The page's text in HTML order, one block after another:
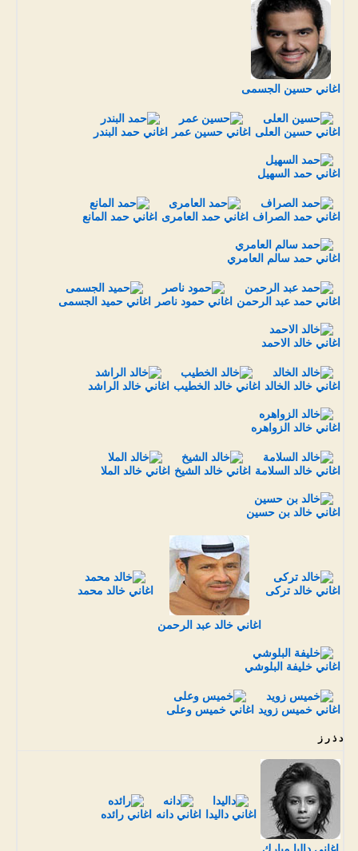
اغاني حسين الجسمى
اغاني حسين العلى اغاني حسين عمر اغاني حمد البندر
اغاني حمد السهيل
اغاني حمد الصراف اغاني حمد العامرى اغاني حمد المانع
اغاني حمد سالم العامري
اغاني حمد عبد الرحمن اغاني حمود ناصر اغاني حميد الجسمى
اغاني خالد الاحمد
اغاني خالد الخالد اغاني خالد الخطيب اغاني خالد الراشد
اغاني خالد الزواهره
اغاني خالد السلامة اغاني خالد الشيخ اغاني خالد الملا
اغاني خالد بن حسين
اغاني خالد تركى
اغاني خالد عبد الرحمن
اغاني خالد محمد
اغاني خليفة البلوشي
اغاني خميس زويد اغاني خميس وعلى
د ذ ر ز
اغاني داليدا اغاني دانه اغاني رائده